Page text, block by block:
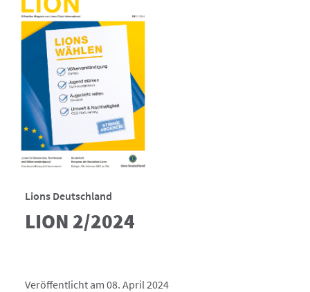
Lions Deutschland
LION 2/2024
Veröffentlicht am 08. April 2024